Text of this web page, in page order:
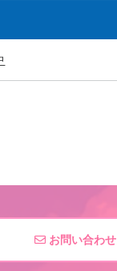
お問い合わせ